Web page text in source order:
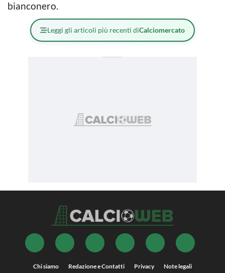
bianconero.
Leggi gli articoli più recenti diCalciomercato
Chi siamo Redazione e Contatti Privacy Note legali